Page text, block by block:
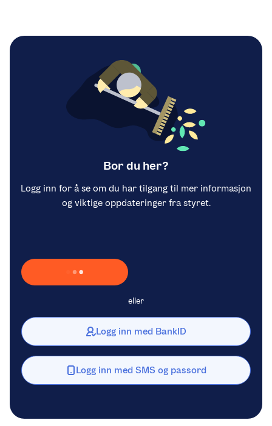
Bor du her?
Logg inn for å se om du har tilgang til mer informasjon
og viktige oppdateringer fra styret.
Laster inn Vipps …
eller
Logg inn med BankID
Logg inn med SMS og passord